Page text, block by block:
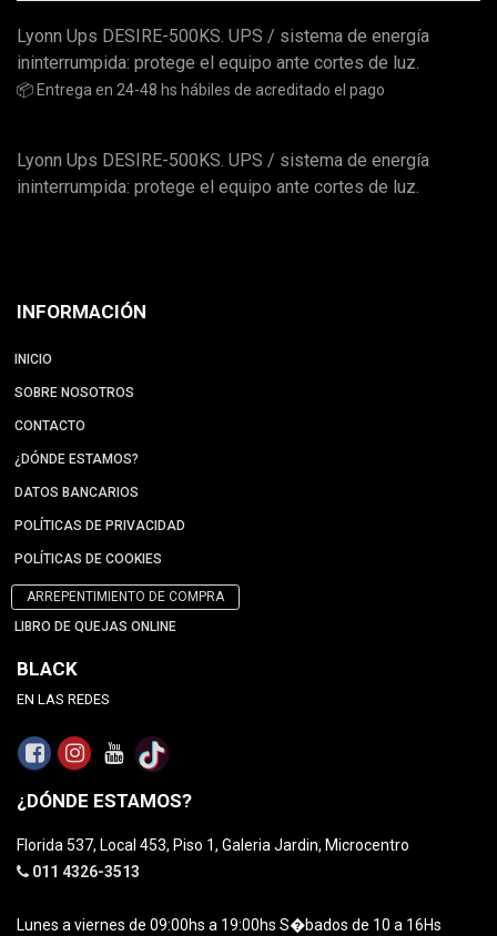
Lyonn Ups DESIRE-500KS. UPS / sistema de energía
ininterrumpida: protege el equipo ante cortes de luz.
📦 Entrega en 24-48 hs hábiles de acreditado el pago
Lyonn Ups DESIRE-500KS. UPS / sistema de energía
ininterrumpida: protege el equipo ante cortes de luz.
INFORMACIÓN
INICIO
SOBRE NOSOTROS
CONTACTO
¿DÓNDE ESTAMOS?
DATOS BANCARIOS
POLÍTICAS DE PRIVACIDAD
POLÍTICAS DE COOKIES
ARREPENTIMIENTO DE COMPRA
LIBRO DE QUEJAS ONLINE
BLACK
EN LAS REDES
¿DÓNDE ESTAMOS?
Florida 537, Local 453, Piso 1, Galeria Jardin, Microcentro
011 4326-3513
Lunes a viernes de 09:00hs a 19:00hs S�bados de 10 a 16Hs